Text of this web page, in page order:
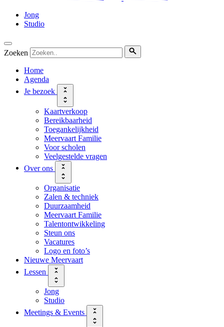
Jong
Studio
Zoeken
Home
Agenda
Je bezoek
Kaartverkoop
Bereikbaarheid
Toegankelijkheid
Meervaart Familie
Voor scholen
Veelgestelde vragen
Over ons
Organisatie
Zalen & techniek
Duurzaamheid
Meervaart Familie
Talentontwikkeling
Steun ons
Vacatures
Logo en foto’s
Nieuwe Meervaart
Lessen
Jong
Studio
Meetings & Events